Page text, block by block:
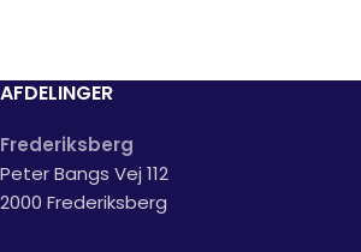
AFDELINGER
Frederiksberg
Peter Bangs Vej 112
2000 Frederiksberg